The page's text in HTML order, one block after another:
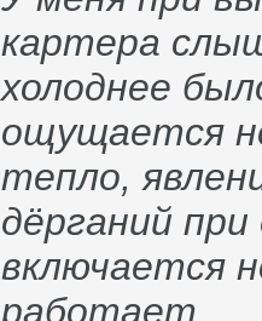
картера
холоднее
ощущается
тепло,
дёрганий
включается
работает.